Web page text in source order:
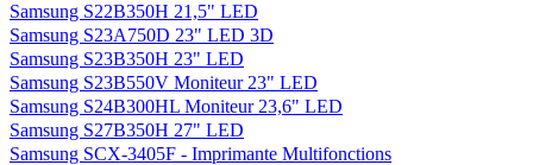
Samsung S22B350H 21,5" LED
Samsung S23A750D 23" LED 3D
Samsung S23B350H 23" LED
Samsung S23B550V Moniteur 23" LED
Samsung S24B300HL Moniteur 23,6" LED
Samsung S27B350H 27" LED
Samsung SCX-3405F - Imprimante Multifonctions